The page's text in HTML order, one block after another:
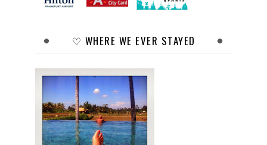
♡ WHERE WE EVER STAYED